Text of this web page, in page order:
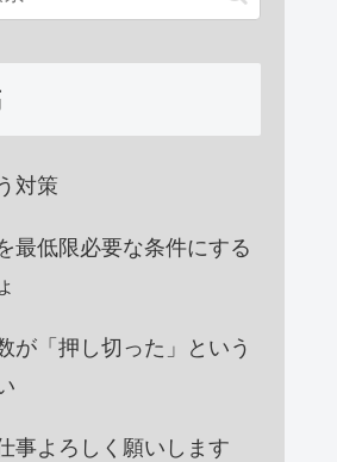
対策
最低限必要な条件にする
が「押し切った」という
事よろしく願いします